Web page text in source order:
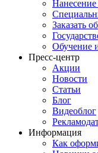
Заказать
Обучение
Пресс-центр
Акции
Новости
Статьи
Блог
Видеоблог
Информация
Как